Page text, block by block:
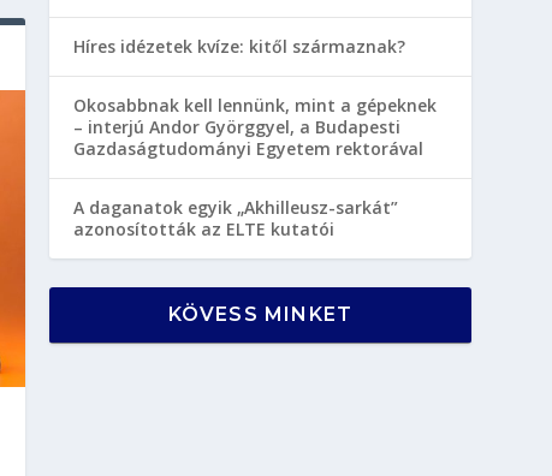
Híres idézetek kvíze: kitől származnak?
Okosabbnak kell lennünk, mint a gépeknek
– interjú Andor Györggyel, a Budapesti
Gazdaságtudományi Egyetem rektorával
A daganatok egyik „Akhilleusz-sarkát”
azonosították az ELTE kutatói
KÖVESS MINKET